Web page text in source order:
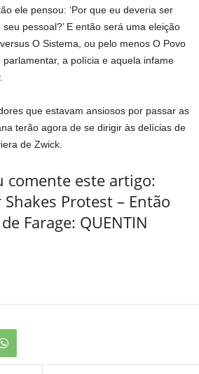
ele pensou: ‘Por que eu deveria ser
pessoal?’ E então será uma eleição
O Sistema, ou pelo menos O Povo
a polícia e aquela infame
que estavam ansiosos por passar as
terão agora de se dirigir às delícias de
de Zwick.
comente este artigo:
Protest – Então
Farage: QUENTIN